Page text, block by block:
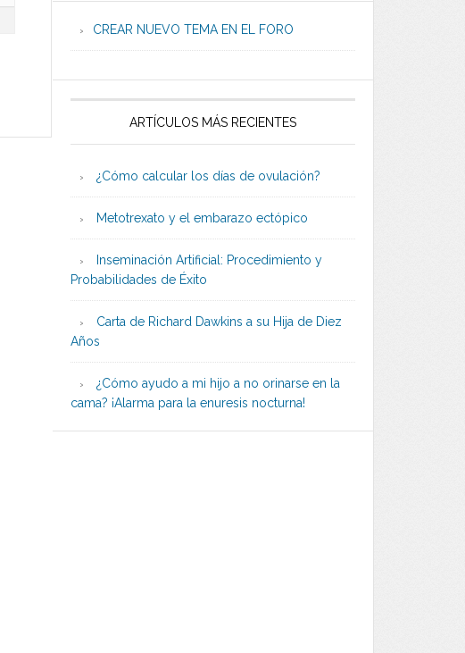
CREAR NUEVO TEMA EN EL FORO
ARTÍCULOS MÁS RECIENTES
¿Cómo calcular los días de ovulación?
Metotrexato y el embarazo ectópico
Inseminación Artificial: Procedimiento y
Probabilidades de Éxito
Carta de Richard Dawkins a su Hija de Diez
Años
¿Cómo ayudo a mi hijo a no orinarse en la
cama? ¡Alarma para la enuresis nocturna!